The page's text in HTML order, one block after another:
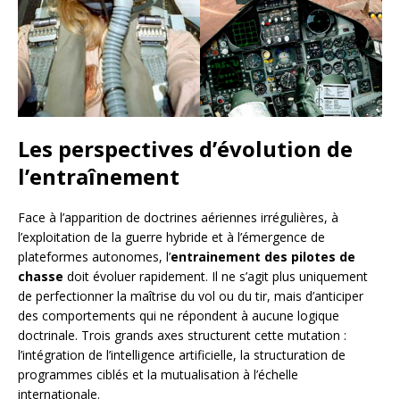
Les perspectives d’évolution de
l’entraînement
Face à l’apparition de doctrines aériennes irrégulières, à
l’exploitation de la guerre hybride et à l’émergence de
plateformes autonomes, l’entrainement des pilotes de
chasse doit évoluer rapidement. Il ne s’agit plus uniquement
de perfectionner la maîtrise du vol ou du tir, mais d’anticiper
des comportements qui ne répondent à aucune logique
doctrinale. Trois grands axes structurent cette mutation :
l’intégration de l’intelligence artificielle, la structuration de
programmes ciblés et la mutualisation à l’échelle
internationale.